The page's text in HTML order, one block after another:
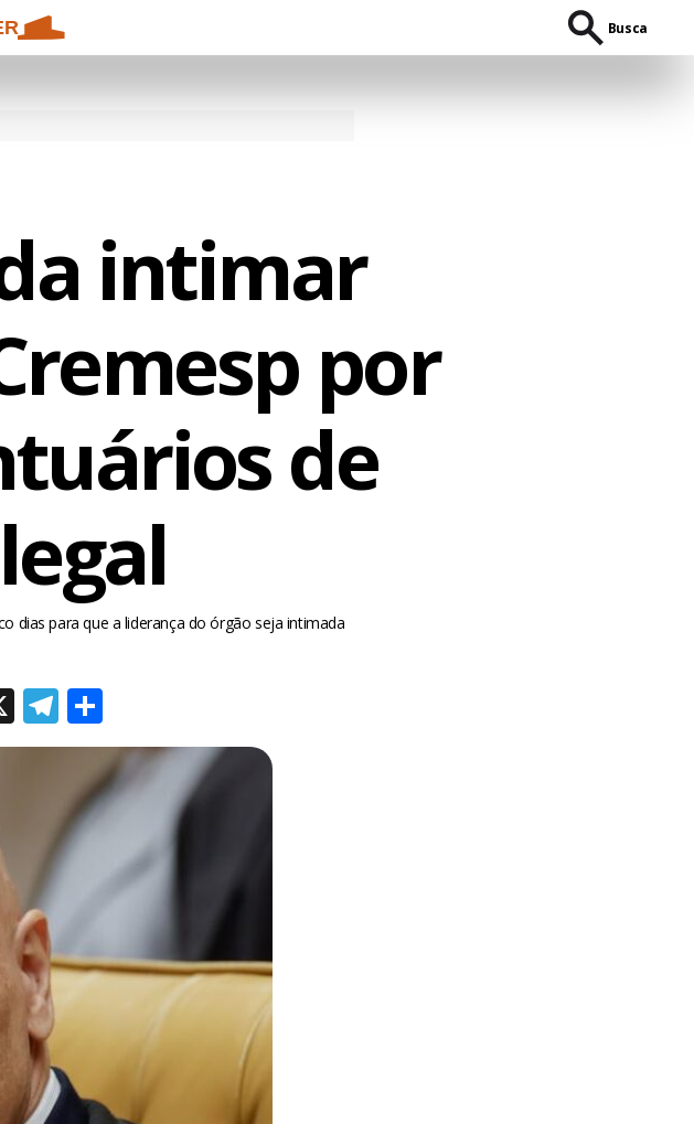
Busca
intimar
por
de
dias para que a liderança do órgão seja intimada
X Telegram